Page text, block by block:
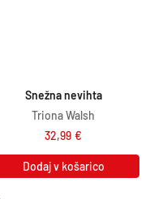
Snežna nevihta
Triona Walsh
32,99 €
Dodaj v košarico